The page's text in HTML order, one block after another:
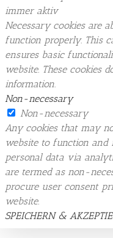
immer aktiv
Necessary cookies are
function properly. This
ensures basic
website. These cookies
information.
Non-necessary
Non-necessary
Any cookies that may
website to function and
personal data via
are termed as non-
procure user consent
website.
SPEICHERN &